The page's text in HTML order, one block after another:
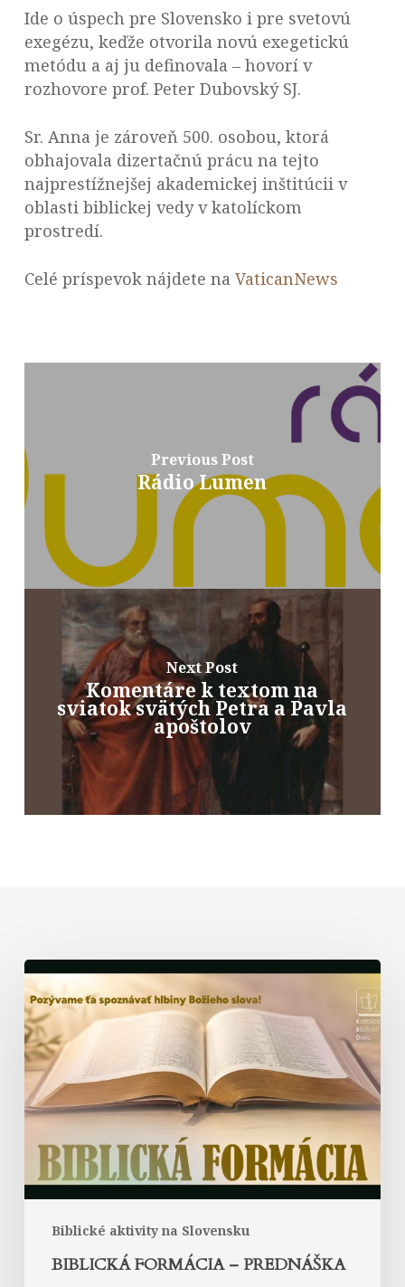
Ide o úspech pre Slovensko i pre svetovú
exegézu, keďže otvorila novú exegetickú
metódu a aj ju definovala – hovorí v
rozhovore prof. Peter Dubovský SJ.
Sr. Anna je zároveň 500. osobou, ktorá
obhajovala dizertačnú prácu na tejto
najprestížnejšej akademickej inštitúcii v
oblasti biblickej vedy v katolíckom
prostredí.
Celé príspevok nájdete na VaticanNews
Previous Post
Rádio Lumen
Next Post
Komentáre k textom na
sviatok svätých Petra a Pavla
apoštolov
Biblické aktivity na Slovensku
Biblická
formácia
–
prednáška
BIBLICKÁ FORMÁCIA – PREDNÁŠKA